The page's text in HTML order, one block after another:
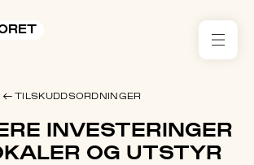
← TILSKUDDSORDNINGER
INVESTERINGER
OG UTSTYR